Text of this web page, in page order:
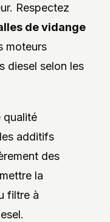
Respectez
de vidange
moteurs
diesel selon les
qualité
additifs
des
la
filtre à